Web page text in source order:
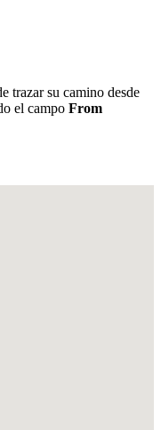
trazar su camino desde
el campo From